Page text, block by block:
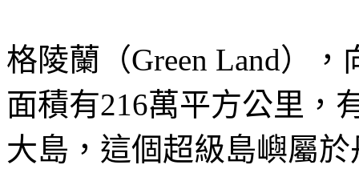
格陵蘭（Green Land）
面積有216萬平方公里，
大島，這個超級島嶼屬